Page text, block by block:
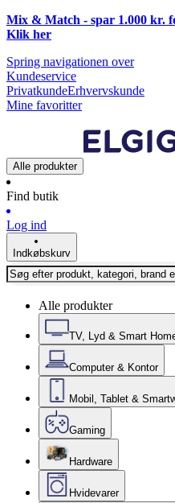
Mix & Match - spar 1.000 kr.
Klik her
Spring navigationen over
Kundeservice
PrivatkundeErhvervskunde
Mine favoritter
Alle produkter
Find butik
Log ind
Indkøbskurv
Alle produkter
TV, Lyd & Smart
Computer & Kontor
Mobil, Tablet &
Gaming
Hardware
Hvidevarer